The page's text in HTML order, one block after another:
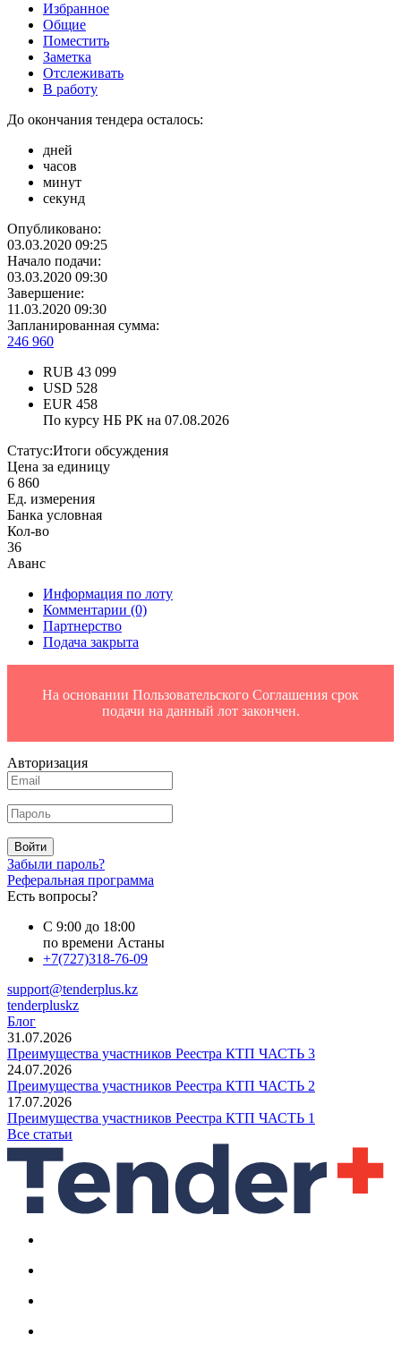
Избранное
Общие
Поместить
Заметка
Отслеживать
В работу
До окончания тендера осталось:
дней
часов
минут
секунд
Опубликовано:
03.03.2020 09:25
Начало подачи:
03.03.2020 09:30
Завершение:
11.03.2020 09:30
Запланированная сумма:
246 960
RUB 43 099
USD 528
EUR 458
По курсу НБ РК на 07.08.2026
Статус:Итоги обсуждения
Цена за единицу
6 860
Ед. измерения
Банка условная
Кол-во
36
Аванс
Информация по лоту
Комментарии (0)
Партнерство
Подача закрыта
На основании Пользовательского Соглашения срок
подачи на данный лот закончен.
Авторизация
Войти
Забыли пароль?
Реферальная программа
Есть вопросы?
С 9:00 до 18:00
по времени Астаны
+7(727)318-76-09
support@tenderplus.kz
tenderpluskz
Блог
31.07.2026
Преимущества участников Реестра КТП ЧАСТЬ 3
24.07.2026
Преимущества участников Реестра КТП ЧАСТЬ 2
17.07.2026
Преимущества участников Реестра КТП ЧАСТЬ 1
Все статьи